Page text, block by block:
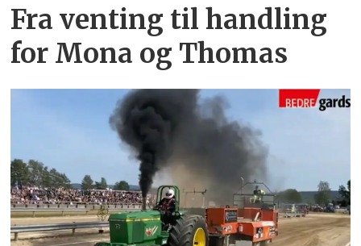
Fra venting til handling
for Mona og Thomas